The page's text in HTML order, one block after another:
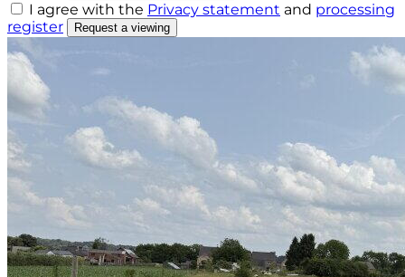
I agree with the Privacy statement and processing
register
Request a viewing